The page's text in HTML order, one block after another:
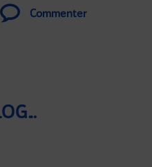
Commenter
LA TRANSFORMATION DES BUREAUX EN LOGEMENTS, C’EST FACILE ?